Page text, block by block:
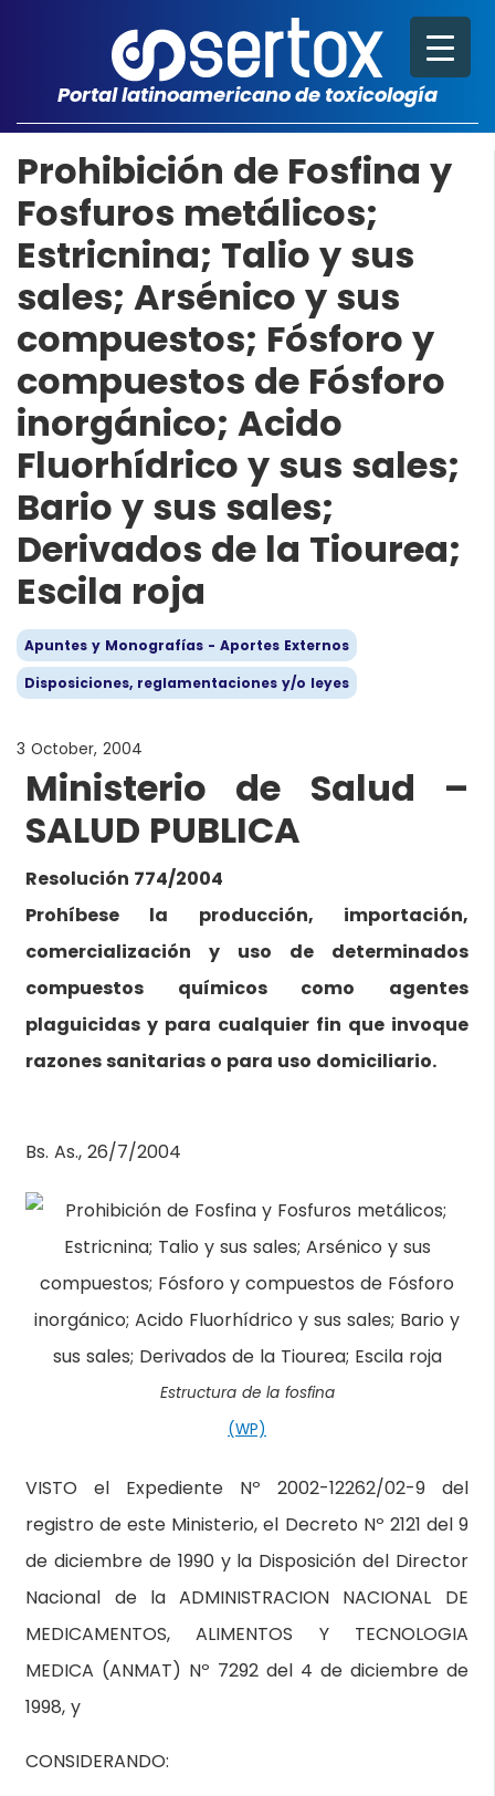
Portal latinoamericano de toxicología
Prohibición de Fosfina y
Fosfuros metálicos;
Estricnina; Talio y sus
sales; Arsénico y sus
compuestos; Fósforo y
compuestos de Fósforo
inorgánico; Acido
Fluorhídrico y sus sales;
Bario y sus sales;
Derivados de la Tiourea;
Escila roja
Apuntes y Monografías - Aportes Externos
Disposiciones, reglamentaciones y/o leyes
3 October, 2004
Ministerio de Salud –
SALUD PUBLICA
Resolución 774/2004
Prohíbese la producción, importación,
comercialización y uso de determinados
compuestos químicos como agentes
plaguicidas y para cualquier fin que invoque
razones sanitarias o para uso domiciliario.
Bs. As., 26/7/2004
Estructura de la fosfina
(WP)
VISTO el Expediente Nº 2002-12262/02-9 del
registro de este Ministerio, el Decreto Nº 2121 del 9
de diciembre de 1990 y la Disposición del Director
Nacional de la ADMINISTRACION NACIONAL DE
MEDICAMENTOS, ALIMENTOS Y TECNOLOGIA
MEDICA (ANMAT) Nº 7292 del 4 de diciembre de
1998, y
CONSIDERANDO: